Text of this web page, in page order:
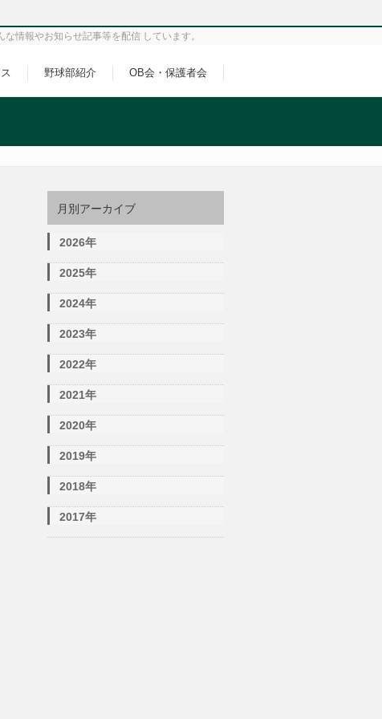
情報やお知らせ記事等を配信 しています。
野球部紹介 OB会・保護者会
月別アーカイブ
2026年
2025年
2024年
2023年
2022年
2021年
2020年
2019年
2018年
2017年